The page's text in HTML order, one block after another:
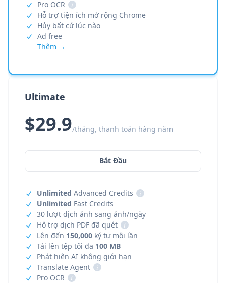
Pro OCR
i
Hỗ trợ tiện ích mở rộng Chrome
Hủy bất cứ lúc nào
Ad free
Thêm →
Ultimate
$29.9/tháng, thanh toán hàng năm
Bắt Đầu
Unlimited Advanced Credits
i
Unlimited Fast Credits
30 lượt dịch ảnh sang ảnh/ngày
Hỗ trợ dịch PDF đã quét
i
Lên đến 150,000 ký tự mỗi lần
Tải lên tệp tối đa 100 MB
Phát hiện AI không giới hạn
Translate Agent
i
Pro OCR
i